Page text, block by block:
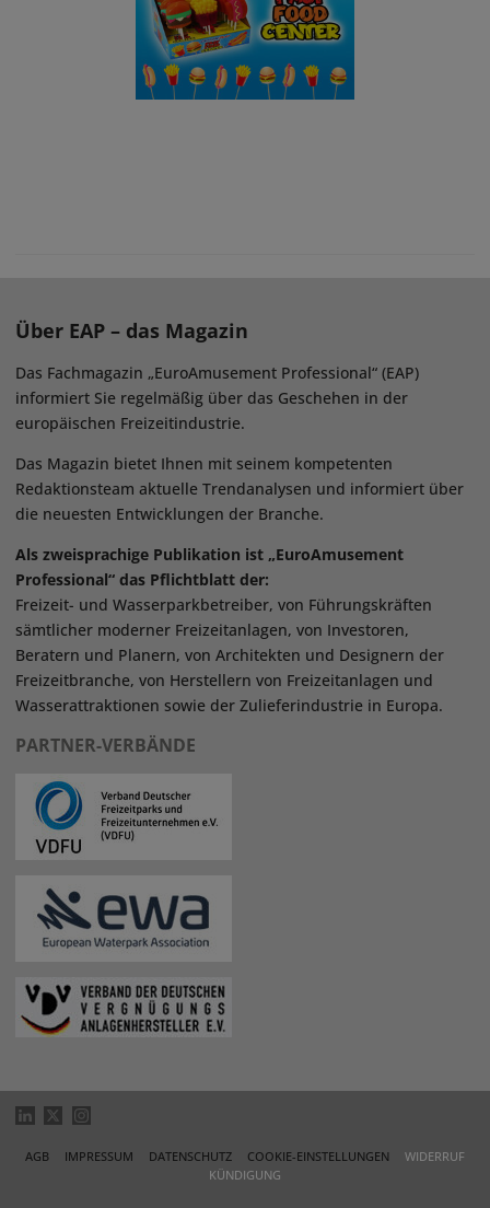
Über EAP – das Magazin
Das Fachmagazin „EuroAmusement Professional“ (EAP)
informiert Sie regelmäßig über das Geschehen in der
europäischen Freizeitindustrie.
Das Magazin bietet Ihnen mit seinem kompetenten
Redaktionsteam aktuelle Trendanalysen und informiert über
die neuesten Entwicklungen der Branche.
Als zweisprachige Publikation ist „EuroAmusement
Professional“ das Pflichtblatt der:
Freizeit- und Wasserparkbetreiber, von Führungskräften
sämtlicher moderner Freizeitanlagen, von Investoren,
Beratern und Planern, von Architekten und Designern der
Freizeitbranche, von Herstellern von Freizeitanlagen und
Wasserattraktionen sowie der Zulieferindustrie in Europa.
PARTNER-VERBÄNDE
AGB IMPRESSUM DATENSCHUTZ COOKIE-EINSTELLUNGEN
WIDERRUF
KÜNDIGUNG